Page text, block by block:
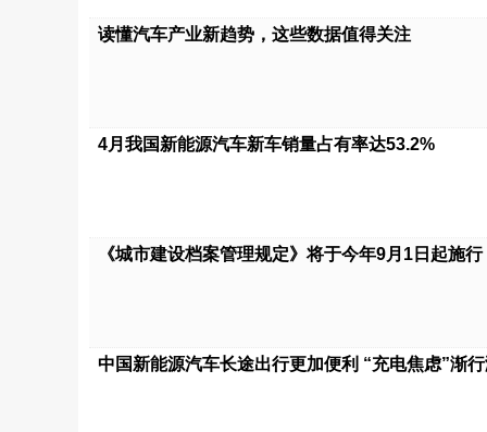
读懂汽车产业新趋势，这些数据值得关注
4月我国新能源汽车新车销量占有率达53.2%
《城市建设档案管理规定》将于今年9月1日起施行
中国新能源汽车长途出行更加便利 “充电焦虑”渐